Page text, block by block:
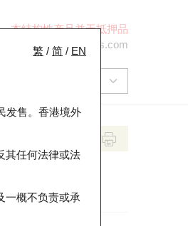
本结构性产品并无抵押品
ol-hkwarrants@ubs.com
繁 / 简 / EN
发售。香港境外
其任何法律或法
一概不负责或承